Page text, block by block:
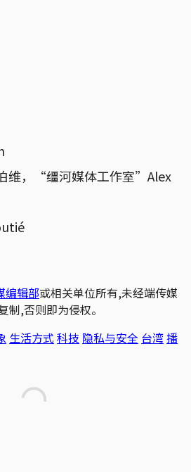
维，“缰河媒体工作室”Alex
编辑部或相关单位所有,未经端传媒
制,否则即为侵权。
生活方式 科技 隐私与安全 台湾播